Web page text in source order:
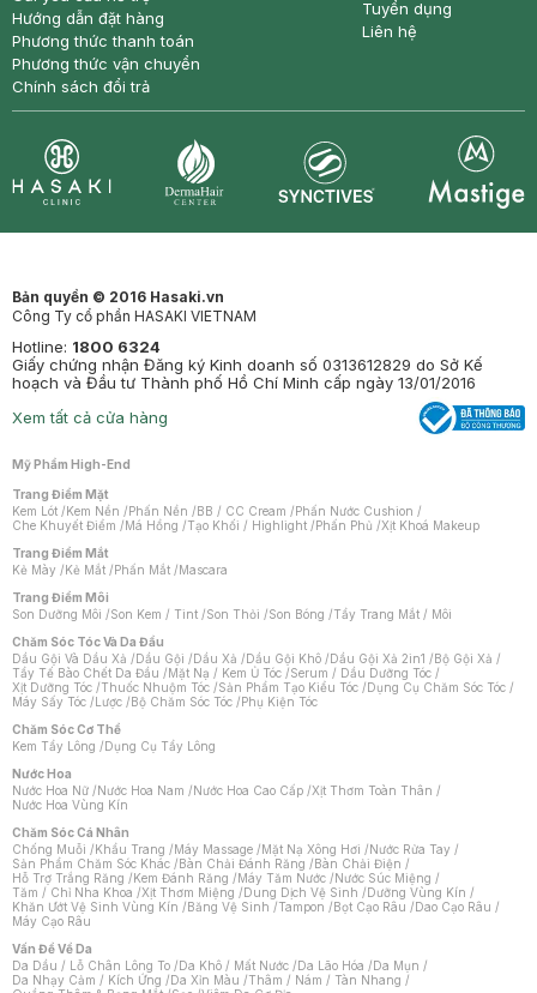
Hướng dẫn đặt hàng
Phương thức thanh toán
Phương thức vận chuyển
Chính sách đổi trả
Tuyển dụng
Liên hệ
Bản quyền © 2016 Hasaki.vn
Công Ty cổ phần HASAKI VIETNAM
Hotline: 1800 6324
Giấy chứng nhận Đăng ký Kinh doanh số 0313612829 do Sở Kế
hoạch và Đầu tư Thành phố Hồ Chí Minh cấp ngày 13/01/2016
Xem tất cả cửa hàng
Mỹ Phẩm High-End
Trang Điểm Mặt
Kem Lót /Kem Nền /Phấn Nền /BB / CC Cream /Phấn Nước Cushion /
Che Khuyết Điểm /Má Hồng /Tạo Khối / Highlight /Phấn Phủ /Xịt Khoá Makeup
Trang Điểm Mắt
Kẻ Mày /Kẻ Mắt /Phấn Mắt /Mascara
Trang Điểm Môi
Son Dưỡng Môi /Son Kem / Tint /Son Thỏi /Son Bóng /Tẩy Trang Mắt / Môi
Chăm Sóc Tóc Và Da Đầu
Dầu Gội Và Dầu Xả /Dầu Gội /Dầu Xả /Dầu Gội Khô /Dầu Gội Xả 2in1 /Bộ Gội Xả /
Tẩy Tế Bào Chết Da Đầu /Mặt Nạ / Kem Ủ Tóc /Serum / Dầu Dưỡng Tóc /
Xịt Dưỡng Tóc /Thuốc Nhuộm Tóc /Sản Phẩm Tạo Kiểu Tóc /Dụng Cụ Chăm Sóc Tóc /
Máy Sấy Tóc /Lược /Bộ Chăm Sóc Tóc /Phụ Kiện Tóc
Chăm Sóc Cơ Thể
Kem Tẩy Lông /Dụng Cụ Tẩy Lông
Nước Hoa
Nước Hoa Nữ /Nước Hoa Nam /Nước Hoa Cao Cấp /Xịt Thơm Toàn Thân /
Nước Hoa Vùng Kín
Chăm Sóc Cá Nhân
Chống Muỗi /Khẩu Trang /Máy Massage /Mặt Nạ Xông Hơi /Nước Rửa Tay /
Sản Phẩm Chăm Sóc Khác /Bàn Chải Đánh Răng /Bàn Chải Điện /
Hỗ Trợ Trắng Răng /Kem Đánh Răng /Máy Tăm Nước /Nước Súc Miệng /
Tăm / Chỉ Nha Khoa /Xịt Thơm Miệng /Dung Dịch Vệ Sinh /Dưỡng Vùng Kín /
Khăn Ướt Vệ Sinh Vùng Kín /Băng Vệ Sinh /Tampon /Bọt Cạo Râu /Dao Cạo Râu /
Máy Cạo Râu
Vấn Đề Về Da
Da Dầu / Lỗ Chân Lông To /Da Khô / Mất Nước /Da Lão Hóa /Da Mụn /
Da Nhạy Cảm / Kích Ứng /Da Xỉn Màu /Thâm / Nám / Tàn Nhang /